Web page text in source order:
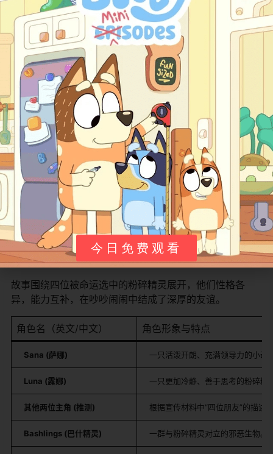
英国流媒体首播 ITVX (英国)
加拿大电视播出 YTV (加拿大)
全球预热与推广平台 YouTube (Nelvana “Keep It Weird”频道)
未来潜在平台 其他国际儿童频道及流媒体
总结：目前，英国观众可通过ITVX点播观看，加拿大观众
可关注YTV的播出安排。全球观众可以通过 YouTube上的
官方短片
了解该系列风格。随着IP热度上升，预计将迅速
扩展至更多地区和平台。
角色与故事
核心角色介绍：
故事围绕四位被命运选中的粉碎精灵展开，他们性格各
异，能力互补，在吵吵闹闹中结成了深厚的友谊。
角色名（英文/中文） 角色形象与特点
Sana (萨娜) 一只活泼开朗、充满领导力的小
Luna (露娜) 一只更加冷静、善于思考的粉碎
其他两位主角 (推测) 根据宣传材料中“四位朋友”的描
Bashlings (巴什精灵) 一群与粉碎精灵对立的邪恶生物。
今日免费观看